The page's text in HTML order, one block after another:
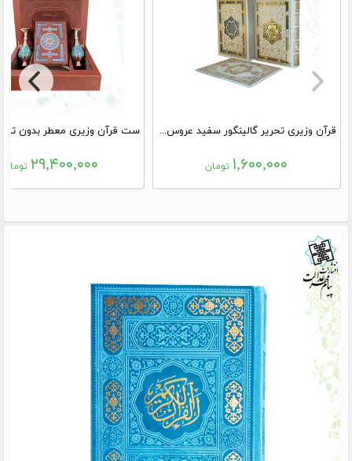
قرآن وزیری تحریر گالینگور سفید عروس قابدار کشویی لیزری با رویداد
۱,۶۰۰,۰۰۰ تومان ۲۹,۴۰۰,۰۰۰ تومان